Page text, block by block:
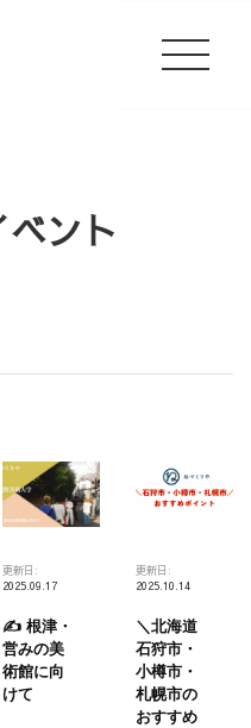
ント
更新日:
2025.09.17
✍️ 根津・
営みの美
術館に向
けて
更新日:
2025.10.14
＼北海道
石狩市・
小樽市・
札幌市の
おすすめ